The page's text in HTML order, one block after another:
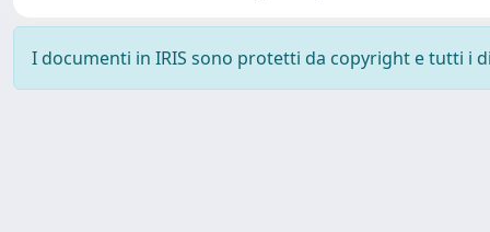
I documenti in IRIS sono protetti da copyright e tutti i